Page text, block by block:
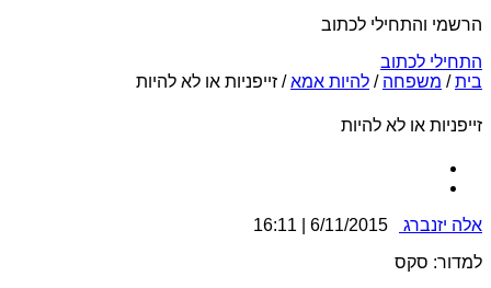
הרשמי והתחילי לכתוב
התחילי לכתוב
בית/ משפחה / להיות אמא/ זייפניות או לא להיות
זייפניות או לא להיות
אלה יזנברג
6/11/2015 | 16:11
למדור: סקס